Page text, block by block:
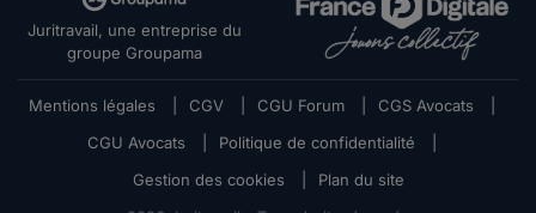
Juritravail, une entreprise du
groupe Groupama
Mentions légales CGV CGU Forum CGS Avocats
CGU Avocats
Politique de confidentialité
Gestion des cookies
Plan du site